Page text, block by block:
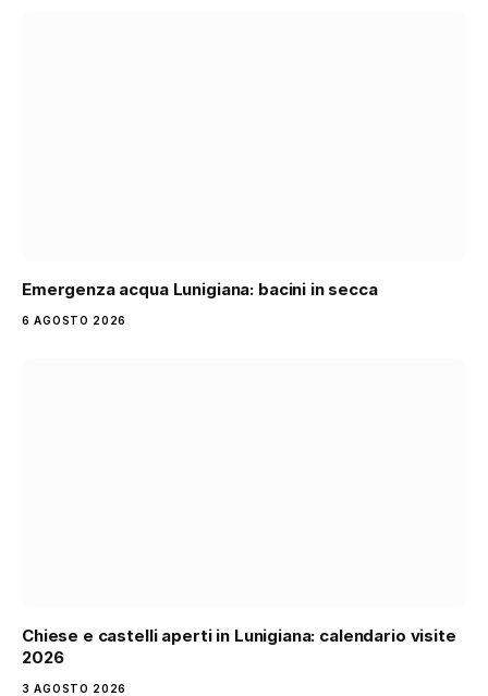
Emergenza acqua Lunigiana: bacini in secca
6 AGOSTO 2026
Chiese e castelli aperti in Lunigiana: calendario visite
2026
3 AGOSTO 2026